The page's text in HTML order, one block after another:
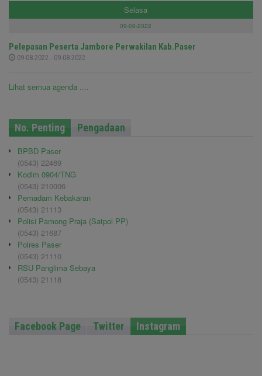
Selasa
09-08-2022
Pelepasan Peserta Jambore Perwakilan Kab.Paser
09-08-2022 - 09-08-2022
Lihat semua agenda ....
No. Penting Pengadaan
BPBD Paser
(0543) 22469
Kodim 0904/TNG
(0543) 210006
Pemadam Kebakaran
(0543) 21113
Polisi Pamong Praja (Satpol PP)
(0543) 21687
Polres Paser
(0543) 21110
RSU Panglima Sebaya
(0543) 21118
Facebook Page Twitter Instagram